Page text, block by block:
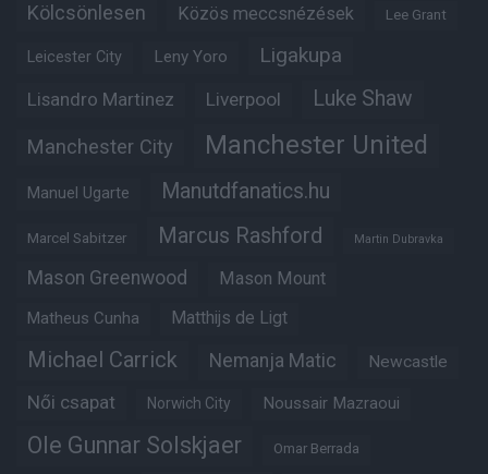
Kölcsönlesen Közös meccsnézések Lee Grant
Leicester City Leny Yoro Ligakupa
Lisandro Martinez Liverpool Luke Shaw
Manchester City Manchester United
Manuel Ugarte Manutdfanatics.hu
Marcel Sabitzer Marcus Rashford Martin Dubravka
Mason Greenwood Mason Mount
Matheus Cunha Matthijs de Ligt
Michael Carrick Nemanja Matic Newcastle
Női csapat Norwich City Noussair Mazraoui
Ole Gunnar Solskjaer Omar Berrada